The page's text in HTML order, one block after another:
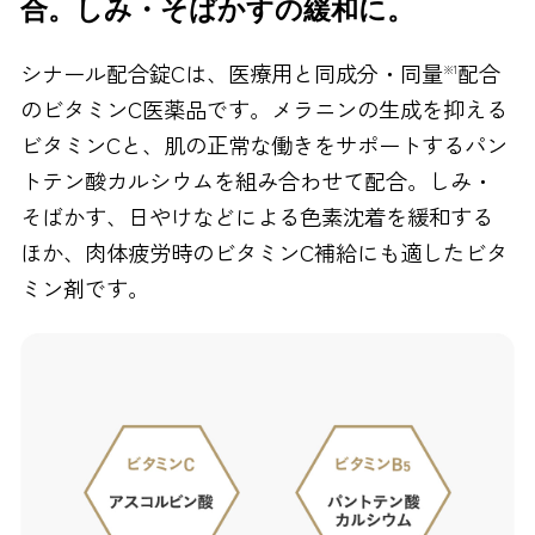
0120-810-130
24時間自動受付
合。しみ・そばかすの緩和に。
シナール配合錠Cは、医療用と同成分・同量※1配合
のビタミンC医薬品です。メラニンの生成を抑える
ビタミンCと、肌の正常な働きをサポートするパン
トテン酸カルシウムを組み合わせて配合。しみ・
そばかす、日やけなどによる色素沈着を緩和する
ほか、肉体疲労時のビタミンC補給にも適したビタ
ミン剤です。